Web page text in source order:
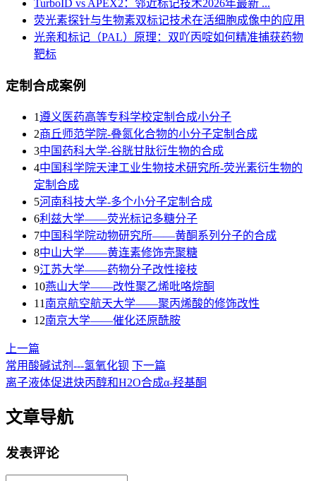
TurboID vs APEX2：邻近标记技术2026年最新 ...
荧光素探针与生物素双标记技术在活细胞成像中的应用
光亲和标记（PAL）原理：双吖丙啶如何精准捕获药物
靶标
定制合成案例
1遵义医药高等专科学校定制合成小分子
2商丘师范学院-叠氮化合物的小分子定制合成
3​中国药科大学-谷胱甘肽衍生物的合成
4中国科学院天津工业生物技术研究所-荧光素衍生物的
定制合成
5河南科技大学-多个小分子定制合成
6利兹大学——荧光标记多糖分子
7中国科学院动物研究所——黄酮系列分子的合成
8中山大学——黄连素修饰壳聚糖
9江苏大学——药物分子改性接枝
10燕山大学——改性聚乙烯吡咯烷酮
11 南京航空航天大学——聚丙烯酸的修饰改性
12南京大学——催化还原酰胺
上一篇
常用酸碱试剂---氢氧化钡 下一篇
离子液体促进炔丙醇和H2O合成α-羟基酮
文章导航
发表评论